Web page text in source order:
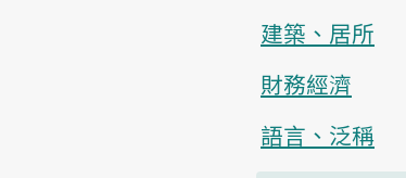
建築、居所
財務經濟
語言、泛稱